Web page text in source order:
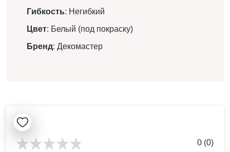
Гибкость: Негибкий
Цвет: Белый (под покраску)
Бренд: Декомастер
0 (0)